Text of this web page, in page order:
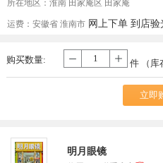
所在地区：淮南 田家庵区 田家庵
运费： 安徽省 淮南市 网上下单 到店验
购买数量:+ 件 （库
立即
明月眼镜